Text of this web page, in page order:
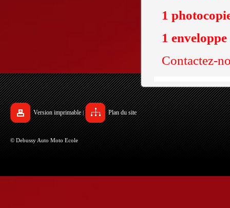
1
1
Contactez-
Version imprimable | Plan du site
© Debussy Auto Moto Ecole